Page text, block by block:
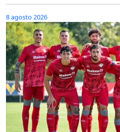
8 agosto 2026